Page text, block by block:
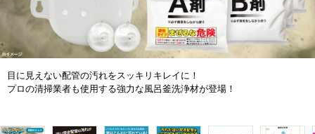
目に見えない配管の汚れをスッキリキレイに！
プロの清掃業者も使用する強力な風呂釜洗浄材が登場！